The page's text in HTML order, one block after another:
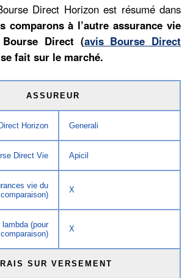
Direct Horizon est résumé dans
comparons à l’autre assurance vie
Direct (avis Bourse Direct
fait sur le marché.
ASSUREUR
Horizon Generali
Direct Vie Apicil
vie du
X
(pour
comparaison)
X
SUR VERSEMENT